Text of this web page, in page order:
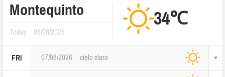
Montequinto
Today 06/08/2026
34℃
FRI 07/08/2026 cielo claro